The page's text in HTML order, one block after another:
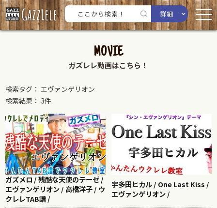
詳細
MOVIE
ガズレレ動画はこちら！
検索タグ： エヴァンゲリオン
検索結果： 3件
ガズメロ / 残酷な天使のテーゼ /
エヴァンゲリオン / 高橋洋子 / ウ
クレレTAB譜 /
宇多田ヒカル / One Last Kiss /
エヴァンゲリオン /